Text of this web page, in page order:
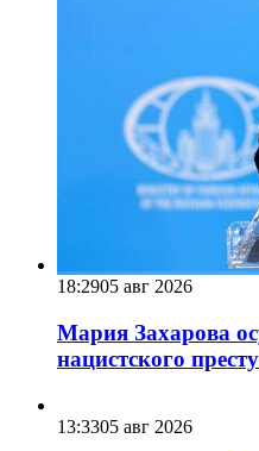
18:2905 авг 2026
Мария Захарова
нацистского
13:3305 авг 2026